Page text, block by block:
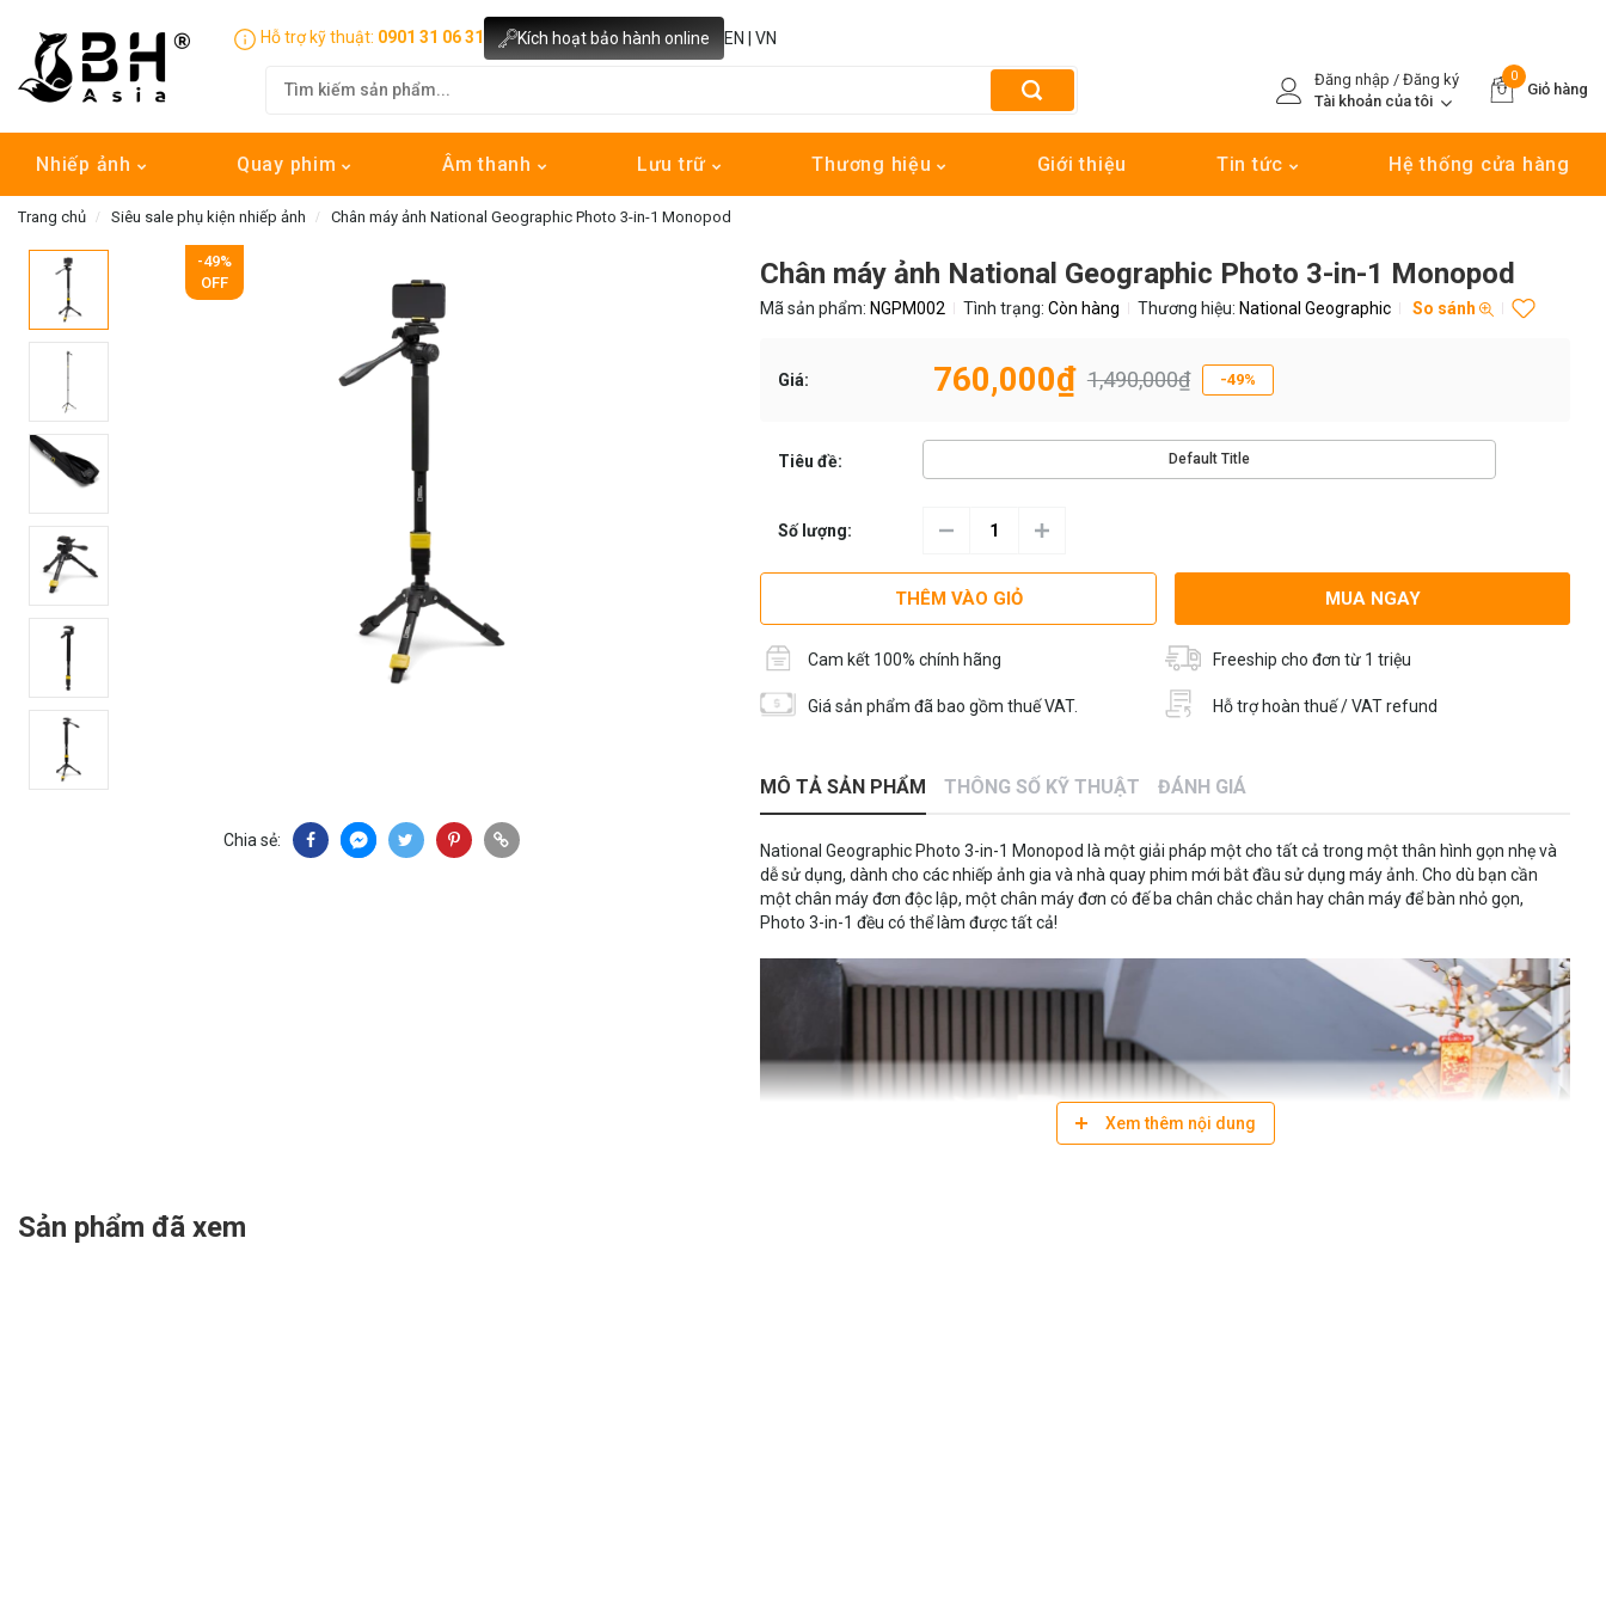
Hỗ trợ kỹ thuật: 0901 31 06 31 Kích hoạt bảo hành online EN VN
Đăng nhập / Đăng ký
Tài khoản của tôi
0
Giỏ hàng
Nhiếp ảnh Quay phim Âm thanh Lưu trữ Thương hiệu Giới thiệu Tin tức Hệ thống cửa hàng
Trang chủ Siêu sale phụ kiện nhiếp ảnh Chân máy ảnh National Geographic Photo 3-in-1 Monopod
-49%
OFF
Chia sẻ:
Chân máy ảnh National Geographic Photo 3-in-1 Monopod
Mã sản phẩm: NGPM002 Tình trạng:Còn hàng Thương hiệu: National Geographic So sánh
Giá: 760,000₫ 1,490,000₫ -49%
Tiêu đề: Default Title
Số lượng:
THÊM VÀO GIỎ MUA NGAY
Cam kết 100% chính hãng Freeship cho đơn từ 1 triệu
Giá sản phẩm đã bao gồm thuế VAT. Hỗ trợ hoàn thuế / VAT refund
MÔ TẢ SẢN PHẨM THÔNG SỐ KỸ THUẬT ĐÁNH GIÁ
National Geographic Photo 3-in-1 Monopod là một giải pháp một cho tất cả trong một thân hình gọn nhẹ và
dễ sử dụng, dành cho các nhiếp ảnh gia và nhà quay phim mới bắt đầu sử dụng máy ảnh. Cho dù bạn cần
một chân máy đơn độc lập, một chân máy đơn có đế ba chân chắc chắn hay chân máy để bàn nhỏ gọn,
Photo 3-in-1 đều có thể làm được tất cả!
Xem thêm nội dung
Sản phẩm đã xem